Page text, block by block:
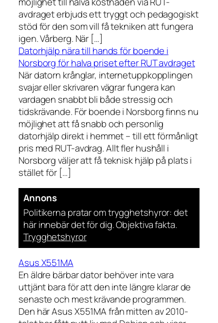
avdraget erbjuds ett tryggt och pedagogiskt
stöd för den som vill få tekniken att fungera
igen. Vårberg. När […]
Datorhjälp nära till hands för boende i
Norsborg för halva priset efter RUT avdraget
När datorn krånglar, internetuppkopplingen
svajar eller skrivaren vägrar fungera kan
vardagen snabbt bli både stressig och
tidskrävande. För boende i Norsborg finns nu
möjlighet att få snabb och personlig
datorhjälp direkt i hemmet – till ett förmånligt
pris med RUT-avdrag. Allt fler hushåll i
Norsborg väljer att få teknisk hjälp på plats i
stället för […]
Annons
Politikerna pratar om trygghetshyror: det
här innebär det för dig. Objektiva fakta.
Trygghetshyror
Asus X551MA
En äldre bärbar dator behöver inte vara
uttjänt bara för att den inte längre klarar de
senaste och mest krävande programmen.
Den här Asus X551MA från mitten av 2010-